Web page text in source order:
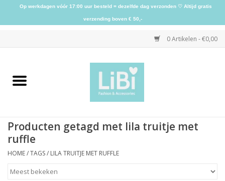
0 Artikelen - €0,00
Home
Kleding
Producten getagd met lila truitje met
ruffle
HOME/TAGS/ LILA TRUITJE MET RUFFLE
Op werkdagen vóór 17:00 uur besteld = dezelfde dag verzonden ♡ Altijd gratis
verzending boven € 50,-